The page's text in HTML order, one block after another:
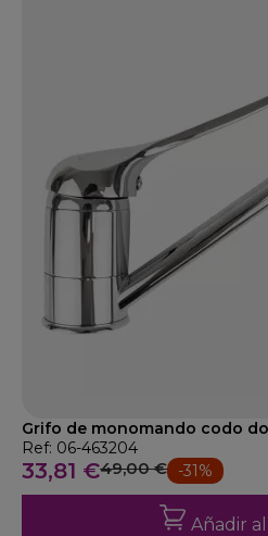
Grifo de monomando codo
Ref: 06-463204
33,81 €49,00 € -31%
Añadir